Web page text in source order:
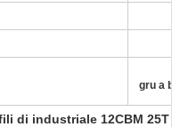
gru a
di industriale 12CBM